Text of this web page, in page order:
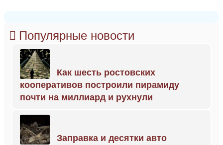
Популярные новости
Как шесть ростовских
кооперативов построили пирамиду
почти на миллиард и рухнули
Заправка и десятки авто